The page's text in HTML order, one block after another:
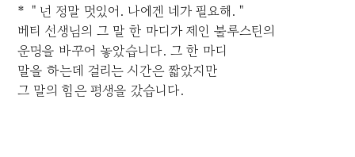
* ＂넌 정말 멋있어. 나에겐 네가 필요해.＂
베티 선생님의 그 말 한 마디가 제인 불루스틴의
운명을 바꾸어 놓았습니다. 그 한 마디
말을 하는데 걸리는 시간은 짧았지만
그 말의 힘은 평생을 갔습니다.